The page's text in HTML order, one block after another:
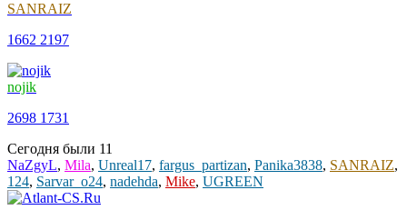
SANRAIZ
1662 2197
nojik
2698 1731
Сегодня были 11
NaZgyL, Mila, Unreal17, fargus_partizan, Panika3838, SANRAIZ,
124, Sarvar_o24, nadehda, Mike, UGREEN